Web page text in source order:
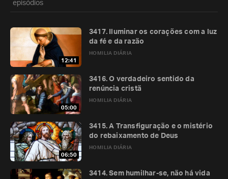
episódios
12:41
HOMILIA DIÁRIA
3417. Iluminar os corações com a luz
da fé e da razão
05:00
HOMILIA DIÁRIA
3416. O verdadeiro sentido da
renúncia cristã
06:50
HOMILIA DIÁRIA
3415. A Transfiguração e o mistério
do rebaixamento de Deus
3414. Sem humilhar-se, não há vida